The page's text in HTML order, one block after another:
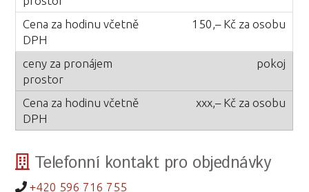
150,– Kč za osobu
pokoj
xxx,– Kč za osobu
Telefonní kontakt pro objednávky
+420 596 716 755